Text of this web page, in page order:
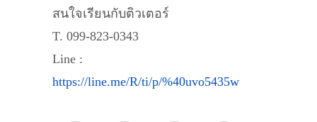
สนใจเรียนกับติวเตอร์
T. 099-823-0343
Line :
https://line.me/R/ti/p/%40uvo5435w